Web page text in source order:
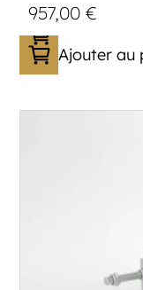
957,00€
Ajouter au